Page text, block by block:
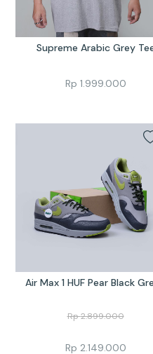
Supreme Arabic Grey
Rp 1.999.000
Air Max 1 HUF Pear Black
Rp2.899.000
Rp 2.149.000